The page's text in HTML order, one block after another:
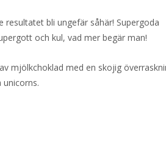
resultatet bli ungefär såhär! Supergoda
och kul, vad mer begär man!
mjölkchoklad med en skojig